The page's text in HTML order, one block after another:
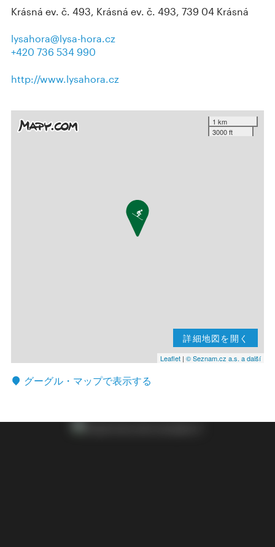
Krásná ev. č. 493, Krásná ev. č. 493, 739 04 Krásná
lysahora@lysa-hora.cz
+420 736 534 990
http://www.lysahora.cz
1 km
3000 ft
詳細地図を開く
Leaflet | © Seznam.cz a.s. a další
グーグル・マップで表示する